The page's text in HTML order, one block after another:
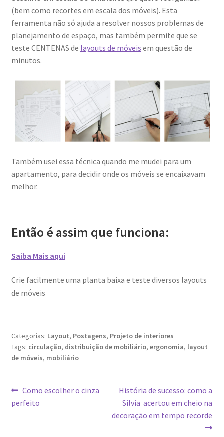
(bem como recortes em escala dos móveis). Esta
ferramenta não só ajuda a resolver nossos problemas de
planejamento de espaço, mas também permite que se
teste CENTENAS de layouts de móveis em questão de
minutos.
Também usei essa técnica quando me mudei para um
apartamento, para decidir onde os móveis se encaixavam
melhor.
Então é assim que funciona:
Saiba Mais aqui
Crie facilmente uma planta baixa e teste diversos layouts
de móveis
Categorias: Layout, Postagens, Projeto de interiores
Tags: circulação, distribuição de mobiliário, ergonomia, layout
de móveis, mobiliário
Navegação
de
Post
anterior:
Como escolher o cinza
perfeito
Próximo
post:
História de sucesso: como a
Silvia acertou em cheio na
decoração em tempo recorde